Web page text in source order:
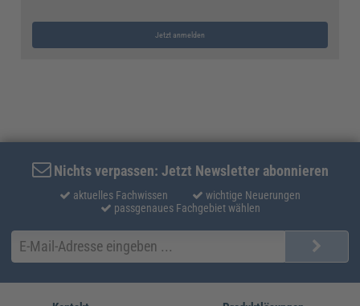
Jetzt anmelden
Nichts verpassen: Jetzt Newsletter abonnieren
aktuelles Fachwissen
wichtige Neuerungen
passgenaues Fachgebiet wählen